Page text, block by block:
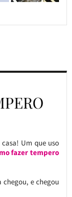
Um que uso
fazer tempero
chegou, e chegou